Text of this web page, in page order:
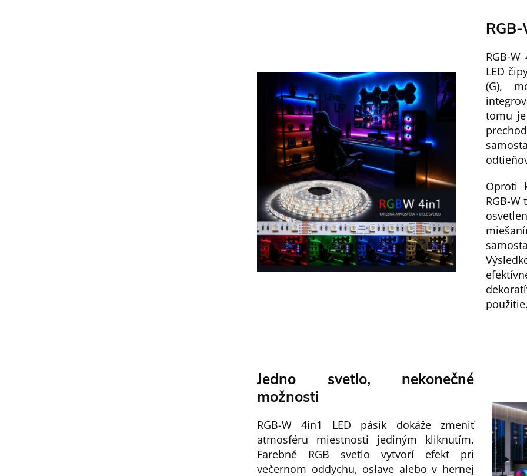
RGB-
LED
(G),
tomu
Oproti
RGB-
Jedno svetlo, nekonečné
možnosti
RGB-W 4in1 LED pásik dokáže zmeniť
atmosféru miestnosti jediným kliknutím.
Farebné RGB svetlo vytvorí efekt pri
večernom oddychu, oslave alebo v hernej